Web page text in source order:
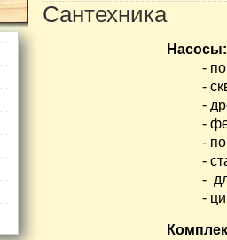
Сантехника
Насосы:
-
-
-
-
-
-
- для
-